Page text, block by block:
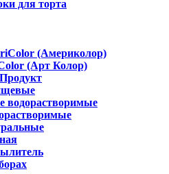
для торта
(Америколор)
(Арт Колор)
водорастворимые